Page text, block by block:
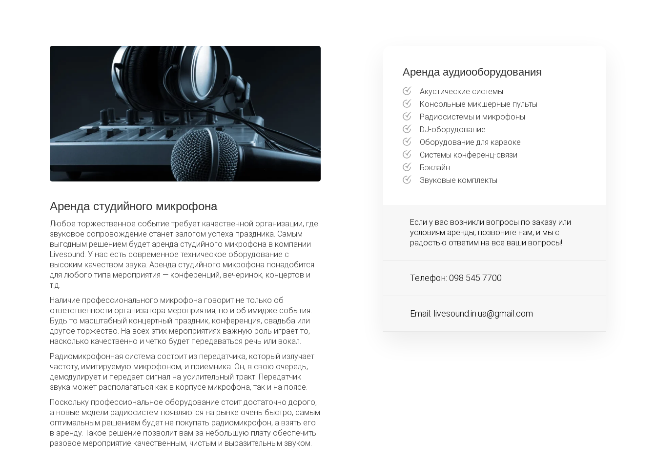
Аренда студийного микрофона
Любое торжественное событие требует качественной организации, где
звуковое сопровождение станет залогом успеха праздника. Самым
выгодным решением будет аренда студийного микрофона в компании
Livesound. У нас есть современное техническое оборудование с
высоким качеством звука. Аренда студийного микрофона понадобится
для любого типа мероприятия — конференций, вечеринок, концертов и
т.д.
Наличие профессионального микрофона говорит не только об
ответственности организатора мероприятия, но и об имидже события.
Будь то масштабный концертный праздник, конференция, свадьба или
другое торжество. На всех этих мероприятиях важную роль играет то,
насколько качественно и четко будет передаваться речь или вокал.
Радиомикрофонная система состоит из передатчика, который излучает
частоту, имитируемую микрофоном, и приемника. Он, в свою очередь,
демодулирует и передает сигнал на усилительный тракт. Передатчик
звука может располагаться как в корпусе микрофона, так и на поясе.
Поскольку профессиональное оборудование стоит достаточно дорого,
а новые модели радиосистем появляются на рынке очень быстро, самым
оптимальным решением будет не покупать радиомикрофон, а взять его
в аренду. Такое решение позволит вам за небольшую плату обеспечить
разовое мероприятие качественным, чистым и выразительным звуком.
Аренда аудиооборудования
Акустические системы
Консольные микшерные пульты
Радиосистемы и микрофоны
DJ-оборудование
Оборудование для караоке
Системы конференц-связи
Бэклайн
Звуковые комплекты
Если у вас возникли вопросы по заказу или
условиям аренды, позвоните нам, и мы с
радостью ответим на все ваши вопросы!
Телефон: 098 545 7700
Email: livesound.in.ua@gmail.com